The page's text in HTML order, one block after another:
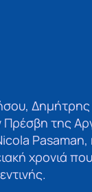
της
χρονιά